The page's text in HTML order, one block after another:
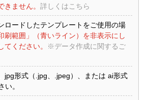
きません。 詳しくはこちら
ロードしたテンプレートをご使用の場
刷範囲」（青いライン）を非表示にし
てください。
※データ作成に関するご
jpg形式（.jpg、.jpeg）、または ai形式
い。